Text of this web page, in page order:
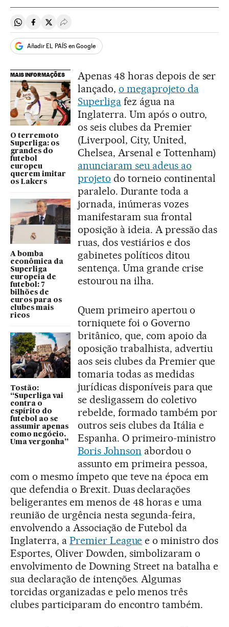
Compartir en Whatsapp
Compartir en Facebook
Compartir en Twitter
Desplegar Redes Sociales
Añadir EL PAÍS en Google
MAIS INFORMAÇÕES
O terremoto
Superliga: os
grandes do
futebol
europeu
querem imitar
os Lakers
A bomba
econômica da
Superliga
europeia de
futebol: 7
bilhões de
euros para os
clubes mais
ricos
Tostão:
“Superliga vai
contra o
espírito do
futebol ao se
assumir apenas
como negócio.
Uma vergonha”
Apenas 48 horas depois de ser
lançado, o megaprojeto da
Superligafez água na
Inglaterra. Um após o outro,
os seis clubes da Premier
(Liverpool, City, United,
Chelsea, Arsenal e Tottenham)
anunciaram seu adeus ao
projeto do torneio continental
paralelo. Durante toda a
jornada, inúmeras vozes
manifestaram sua frontal
oposição à ideia. A pressão das
ruas, dos vestiários e dos
gabinetes políticos ditou
sentença. Uma grande crise
estourou na ilha.
Quem primeiro apertou o
torniquete foi o Governo
britânico, que, com apoio da
oposição trabalhista, advertiu
aos seis clubes da Premier que
tomaria todas as medidas
jurídicas disponíveis para que
se desligassem do coletivo
rebelde, formado também por
outros seis clubes da Itália e
Espanha. O primeiro-ministro
Boris Johnson abordou o
assunto em primeira pessoa,
com o mesmo ímpeto que teve na época em
que defendia o Brexit. Duas declarações
beligerantes em menos de 48 horas e uma
reunião de urgência nesta segunda-feira,
envolvendo a Associação de Futebol da
Inglaterra, a Premier League e o ministro dos
Esportes, Oliver Dowden, simbolizaram o
envolvimento de Downing Street na batalha e
sua declaração de intenções. Algumas
torcidas organizadas e pelo menos três
clubes participaram do encontro também.